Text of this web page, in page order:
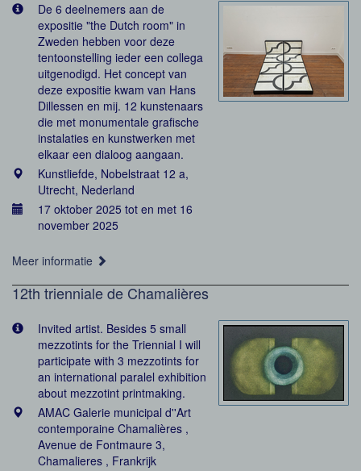
De 6 deelnemers aan de
expositie "the Dutch room" in
Zweden hebben voor deze
tentoonstelling ieder een collega
uitgenodigd. Het concept van
deze expositie kwam van Hans
Dillessen en mij. 12 kunstenaars
die met monumentale grafische
instalaties en kunstwerken met
elkaar een dialoog aangaan.
Kunstliefde, Nobelstraat 12 a,
Utrecht, Nederland
17 oktober 2025 tot en met 16
november 2025
Meer informatie
12th trienniale de Chamalières
Invited artist. Besides 5 small
mezzotints for the Triennial I will
participate with 3 mezzotints for
an international paralel exhibition
about mezzotint printmaking.
AMAC Galerie municipal d''Art
contemporaine Chamalières ,
Avenue de Fontmaure 3,
Chamalieres , Frankrijk